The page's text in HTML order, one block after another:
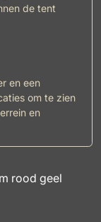
de tent
en een
om te zien
en
rood geel